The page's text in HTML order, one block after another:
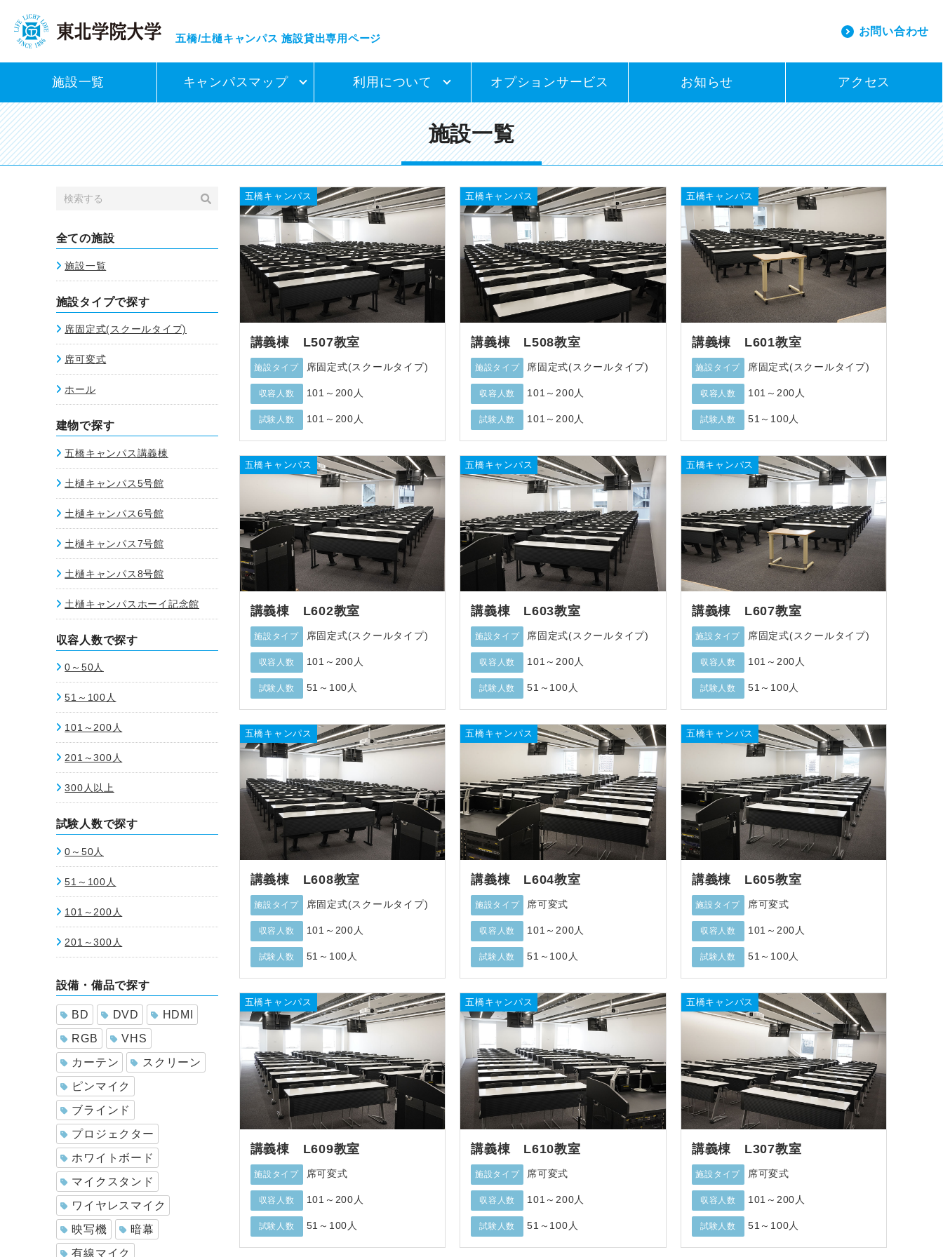
五橋/土樋キャンパス施設貸出専用ページ
お問い合わせ
施設一覧 キャンパスマップ 利用について オプションサービス お知らせ アクセス
施設一覧
全ての施設
施設一覧
施設タイプで探す
席固定式(スクールタイプ)
席可変式
ホール
建物で探す
五橋キャンパス講義棟
土樋キャンパス5号館
土樋キャンパス6号館
土樋キャンパス7号館
土樋キャンパス8号館
土樋キャンパスホーイ記念館
収容人数で探す
0～50人
51～100人
101～200人
201～300人
300人以上
試験人数で探す
0～50人
51～100人
101～200人
201～300人
設備・備品で探す
BD DVD
HDMI
RGB
VHS
カーテン
スクリーン
ピンマイク
ブラインド
プロジェクター
ホワイトボード
マイクスタンド
ワイヤレスマイク
映写機
暗幕
有線マイク
五橋キャンパス
講義棟 L507教室
施設タイプ 席固定式(スクールタイプ)
収容人数 101～200人
試験人数 101～200人
五橋キャンパス
講義棟 L508教室
施設タイプ 席固定式(スクールタイプ)
収容人数 101～200人
試験人数 101～200人
五橋キャンパス
講義棟 L601教室
施設タイプ 席固定式(スクールタイプ)
収容人数 101～200人
試験人数 51～100人
五橋キャンパス
講義棟 L602教室
施設タイプ 席固定式(スクールタイプ)
収容人数 101～200人
試験人数 51～100人
五橋キャンパス
講義棟 L603教室
施設タイプ 席固定式(スクールタイプ)
収容人数 101～200人
試験人数 51～100人
五橋キャンパス
講義棟 L607教室
施設タイプ 席固定式(スクールタイプ)
収容人数 101～200人
試験人数 51～100人
五橋キャンパス
講義棟 L608教室
施設タイプ 席固定式(スクールタイプ)
収容人数 101～200人
試験人数 51～100人
五橋キャンパス
講義棟 L604教室
施設タイプ 席可変式
収容人数 101～200人
試験人数 51～100人
五橋キャンパス
講義棟 L605教室
施設タイプ 席可変式
収容人数 101～200人
試験人数 51～100人
五橋キャンパス
講義棟 L609教室
施設タイプ 席可変式
収容人数 101～200人
試験人数 51～100人
五橋キャンパス
講義棟 L610教室
施設タイプ 席可変式
収容人数 101～200人
試験人数 51～100人
五橋キャンパス
講義棟 L307教室
施設タイプ 席可変式
収容人数 101～200人
試験人数 51～100人